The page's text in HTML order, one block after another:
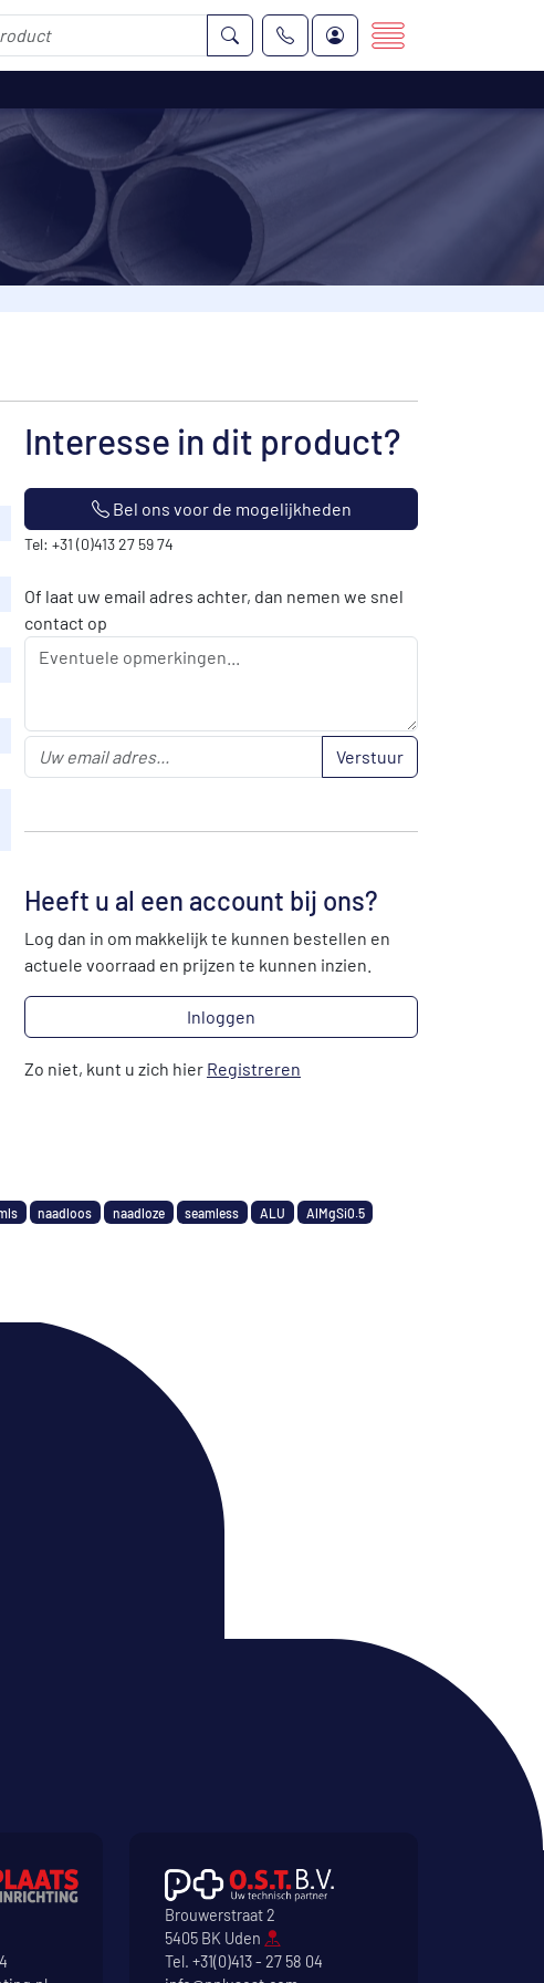
Interesse in dit product?
Bel ons voor de mogelijkheden
Tel: +31 (0)413 27 59 74
Of laat uw email adres achter, dan nemen we snel
contact op
Verstuur
Heeft u al een account bij ons?
Log dan in om makkelijk te kunnen bestellen en
actuele voorraad en prijzen te kunnen inzien.
Inloggen
Zo niet, kunt u zich hier Registreren
naadloos naadloze seamless ALU
AlMgSi0.5
Brouwerstraat 2
5405 BK Uden
Tel. +31(0)413 - 27 58 04